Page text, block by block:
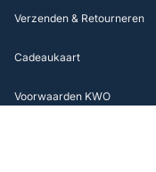
Verzenden & Retourneren
Cadeaukaart
Voorwaarden KWO